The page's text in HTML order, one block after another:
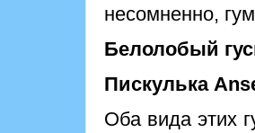
несомненно,
Белолобый
Пискулька
Оба вида этих